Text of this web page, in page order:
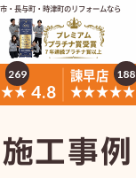
・長与町・時津町のリフォームなら
4.8
269
諫早店
★★★★★
188
施工事例